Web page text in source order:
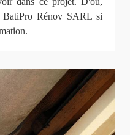
Rénov SARL si